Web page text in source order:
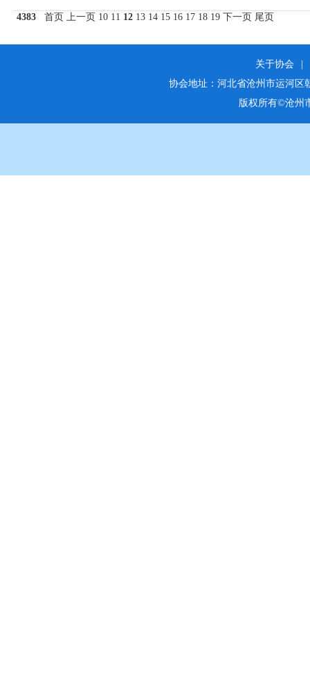
4383 首页 上一页 10 11 12 13 14 15 16 17 18 19 下一页 尾页
关于协会
协会地址：河北省沧州市运河区
版权所有©沧州